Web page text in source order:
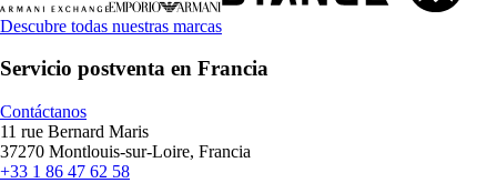
Descubre todas nuestras marcas
Servicio postventa en Francia
Contáctanos
11 rue Bernard Maris
37270 Montlouis-sur-Loire, Francia
+33 1 86 47 62 58